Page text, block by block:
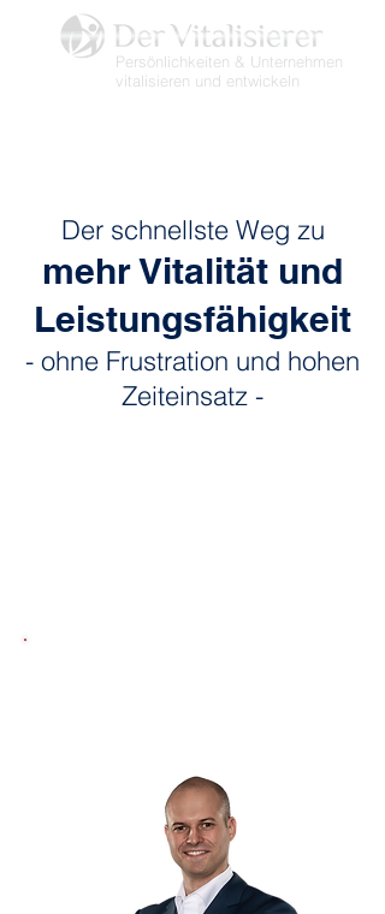
Persönlichkeiten & Unternehmen
vitalisieren und entwickeln
Der schnellste Weg zu
mehr Vitalität und
Leistungsfähigkeit
- ohne Frustration und hohen
Zeiteinsatz -